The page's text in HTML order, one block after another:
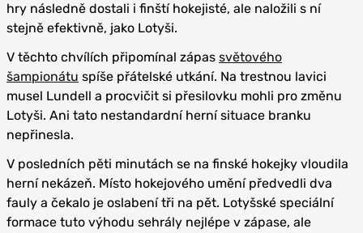
hry následně dostali i finští hokejisté, ale naložili s ní
stejně efektivně, jako Lotyši.
V těchto chvílích připomínal zápas světového
šampionátu spíše přátelské utkání. Na trestnou lavici
musel Lundell a procvičit si přesilovku mohli pro změnu
Lotyši. Ani tato nestandardní herní situace branku
nepřinesla.
V posledních pěti minutách se na finské hokejky vloudila
herní nekázeň. Místo hokejového umění předvedli dva
fauly a čekalo je oslabení tři na pět. Lotyšské speciální
formace tuto výhodu sehrály nejlépe v zápase, ale